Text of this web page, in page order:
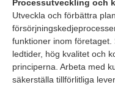
Processutveckling och
Utveckla och förbättra
funktioner inom
ledtider, hög kvalitet och
principerna. Arbeta med
säkerställa tillförlitliga